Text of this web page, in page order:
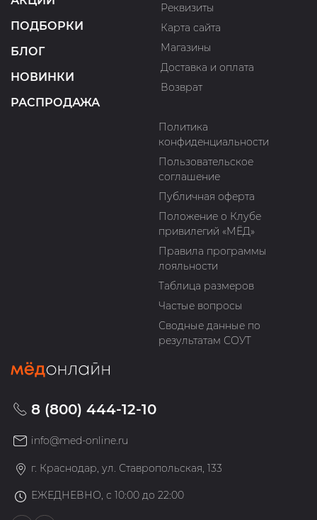
ПОДБОРКИ
БЛОГ
НОВИНКИ
РАСПРОДАЖА
Реквизиты
Карта сайта
Магазины
Доставка и оплата
Возврат
Политика
конфиденциальности
Пользовательское
соглашение
Публичная оферта
Положение о Клубе
привилегий «МЁД»
Правила программы
лояльности
Таблица размеров
Частые вопросы
Сводные данные по
результатам СОУТ
8 (800) 444-12-10
info@med-online.ru
г. Краснодар, ул. Ставропольская, 133
ЕЖЕДНЕВНО, с 10:00 до 22:00